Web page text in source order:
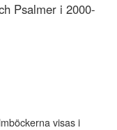
Psalmer i 2000-
visas i